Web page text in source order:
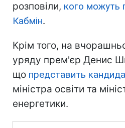
розповіли, кого можуть
Кабмін.
Крім того, на
уряду прем'єр Денис
що представить
міністра освіти та
енергетики.